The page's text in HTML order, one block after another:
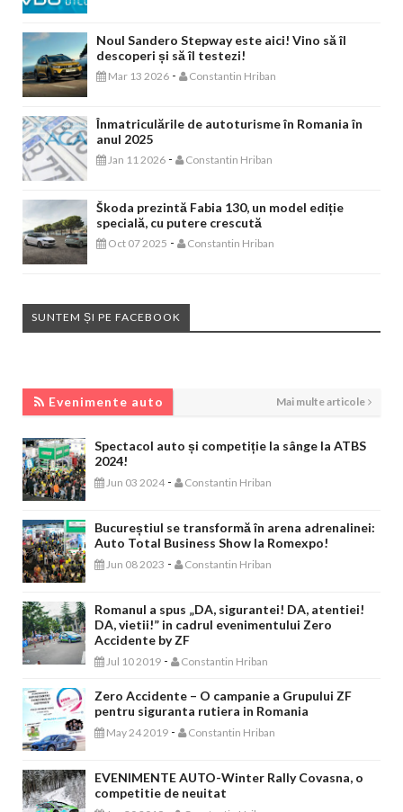
Noul Sandero Stepway este aici! Vino să îl
descoperi și să îl testezi!
Mar 13 2026 - Constantin Hriban
Înmatriculările de autoturisme în Romania în
anul 2025
Jan 11 2026 - Constantin Hriban
Škoda prezintă Fabia 130, un model ediție
specială, cu putere crescută
Oct 07 2025 - Constantin Hriban
SUNTEM ȘI PE FACEBOOK
Evenimente auto Mai multe articole
Spectacol auto și competiție la sânge la ATBS
2024!
Jun 03 2024 - Constantin Hriban
Bucureștiul se transformă în arena adrenalinei:
Auto Total Business Show la Romexpo!
Jun 08 2023 - Constantin Hriban
Romanul a spus „DA, sigurantei! DA, atentiei!
DA, vietii!” in cadrul evenimentului Zero
Accidente by ZF
Jul 10 2019 - Constantin Hriban
Zero Accidente – O campanie a Grupului ZF
pentru siguranta rutiera in Romania
May 24 2019 - Constantin Hriban
EVENIMENTE AUTO-Winter Rally Covasna, o
competitie de neuitat